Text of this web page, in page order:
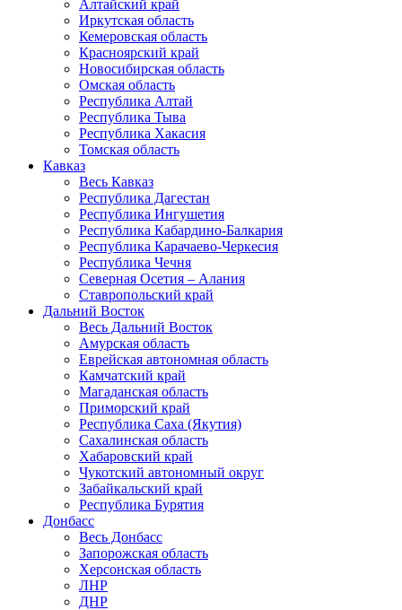
Алтайский край
Иркутская область
Кемеровская область
Красноярский край
Новосибирская область
Омская область
Республика Алтай
Республика Тыва
Республика Хакасия
Томская область
Кавказ
Весь Кавказ
Республика Дагестан
Республика Ингушетия
Республика Кабардино-Балкария
Республика Карачаево-Черкесия
Республика Чечня
Северная Осетия – Алания
Ставропольский край
Дальний Восток
Весь Дальний Восток
Амурская область
Еврейская автономная область
Камчатский край
Магаданская область
Приморский край
Республика Саха (Якутия)
Сахалинская область
Хабаровский край
Чукотский автономный округ
Забайкальский край
Республика Бурятия
Донбасс
Весь Донбасс
Запорожская область
Херсонская область
ЛНР
ДНР